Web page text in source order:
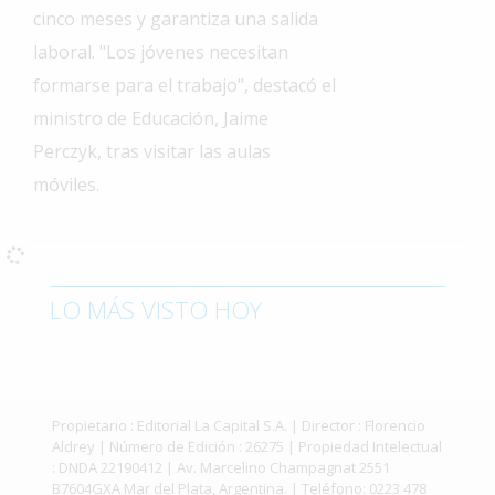
Interés
General
La
Ciudad
Deportes
Policiales
Familia
Clasificados
cinco meses y garantiza una salida
laboral. "Los jóvenes necesitan
formarse para el trabajo", destacó el
ministro de Educación, Jaime
Perczyk, tras visitar las aulas
móviles.
LO MÁS VISTO HOY
Propietario : Editorial La Capital S.A. | Director : Florencio
Aldrey | Número de Edición : 26275 | Propiedad Intelectual
: DNDA 22190412 | Av. Marcelino Champagnat 2551
B7604GXA Mar del Plata, Argentina. | Teléfono: 0223 478